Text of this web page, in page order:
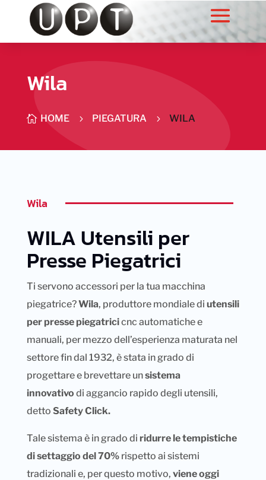
Wila
 HOME 5 PIEGATURA 5 WILA
Wila
WILA Utensili per
Presse Piegatrici
Ti servono accessori per la tua macchina
piegatrice?Wila, produttore mondiale di utensili
per presse piegatricicnc automatiche e
manuali, per mezzo dell’esperienza maturata nel
settore fin dal 1932, è stata in grado di
progettare e brevettare unsistema
innovativo di aggancio rapido degli utensili,
detto Safety Click.
Tale sistema è in grado di ridurre le tempistiche
di settaggio del 70% rispetto ai sistemi
tradizionali e, per questo motivo, viene oggi